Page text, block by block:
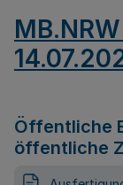
Öffentliche
öffentliche